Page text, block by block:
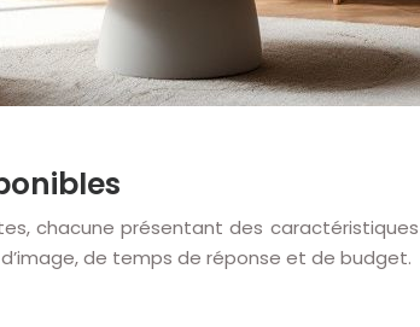
chacune présentant des
de temps de réponse et de budget.